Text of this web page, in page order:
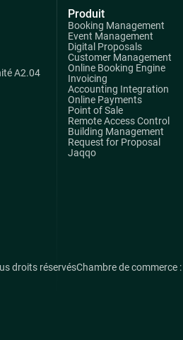
A2.04
Produit
Booking Management
Event Management
Digital Proposals
Customer Management
Online Booking Engine
Invoicing
Accounting Integration
Online Payments
Point of Sale
Remote Access Control
Building Management
Request for Proposal
Jaqqo
droits réservésChambre de commerce